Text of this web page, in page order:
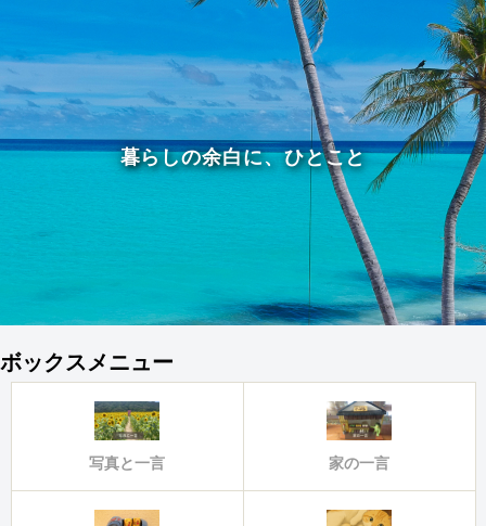
暮らしの余白に、ひとこと
ボックスメニュー
写真と一言 家の一言